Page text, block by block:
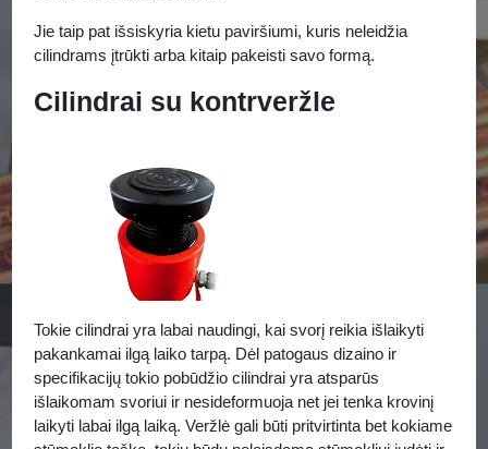
Jie taip pat išsiskyria kietu paviršiumi, kuris neleidžia
cilindrams įtrūkti arba kitaip pakeisti savo formą.
Cilindrai su kontrveržle
Tokie cilindrai yra labai naudingi, kai svorį reikia išlaikyti
pakankamai ilgą laiko tarpą. Dėl patogaus dizaino ir
specifikacijų tokio pobūdžio cilindrai yra atsparūs
išlaikomam svoriui ir nesideformuoja net jei tenka krovinį
laikyti labai ilgą laiką. Veržlė gali būti pritvirtinta bet kokiame